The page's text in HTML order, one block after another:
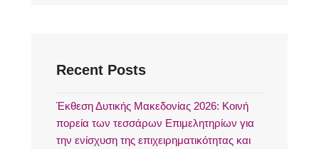
Recent Posts
Έκθεση Δυτικής Μακεδονίας 2026: Κοινή
πορεία των τεσσάρων Επιμελητηρίων για
την ενίσχυση της επιχειρηματικότητας και